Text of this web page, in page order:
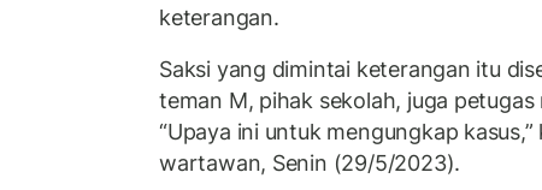
keterangan.
Saksi yang dimintai keterangan itu
teman M, pihak sekolah, juga
“Upaya ini untuk mengungkap
wartawan, Senin (29/5/2023).